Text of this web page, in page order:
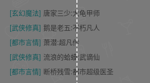
[玄幻魔法] 唐家三少:大龟甲师
[武侠修真] 鹅是老五:不朽凡人
[都市言情] 萧潜:超凡传
[武侠修真] 流浪的蛤蟆:武谪仙
[都市言情] 断桥残雪:都市超级医圣